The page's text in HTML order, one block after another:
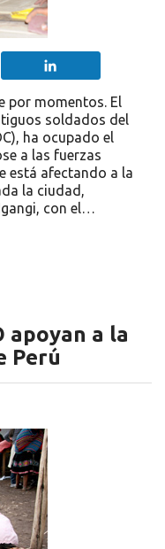
por momentos. El
soldados del
ha ocupado el
a las fuerzas
está afectando a la
la ciudad,
con el…
apoyan a la
Perú